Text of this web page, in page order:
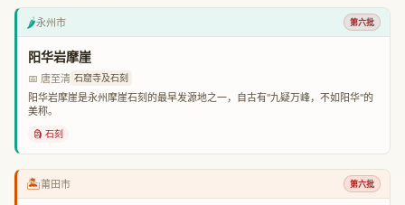
🌶️永州市 第六批
阳华岩摩崖
📅 唐至清 石窟寺及石刻
阳华岩摩崖是永州摩崖石刻的最早发源地之一，自古有"九疑万峰，不如阳华"的
美称。
🗿 石刻
🏝️莆田市 第六批